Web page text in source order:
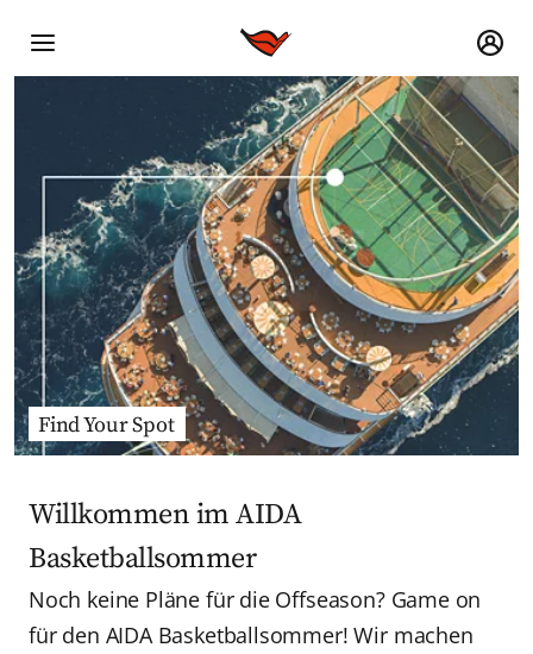
Find Your Spot
Willkommen im AIDA
Basketballsommer
Noch keine Pläne für die Offseason? Game on
für den AIDA Basketballsommer! Wir machen